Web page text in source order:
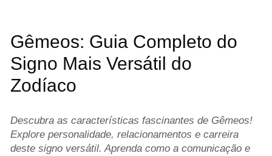
Gêmeos: Guia Completo do
Signo Mais Versátil do
Zodíaco
Descubra as características fascinantes de Gêmeos!
Explore personalidade, relacionamentos e carreira
deste signo versátil. Aprenda como a comunicação e